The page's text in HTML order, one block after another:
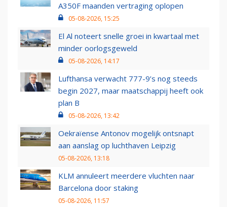
A350F maanden vertraging oplopen
05-08-2026, 15:25
El Al noteert snelle groei in kwartaal met
minder oorlogsgeweld
05-08-2026, 14:17
Lufthansa verwacht 777-9’s nog steeds
begin 2027, maar maatschappij heeft ook
plan B
05-08-2026, 13:42
Oekraïense Antonov mogelijk ontsnapt
aan aanslag op luchthaven Leipzig
05-08-2026, 13:18
KLM annuleert meerdere vluchten naar
Barcelona door staking
05-08-2026, 11:57